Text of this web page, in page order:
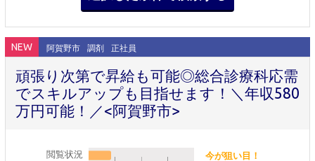
NEW 阿賀野市 調剤 正社員
頑張り次第で昇給も可能◎総合診療科応需
でスキルアップも目指せます！＼年収580
万円可能！／<阿賀野市>
閲覧状況 今が狙い目！